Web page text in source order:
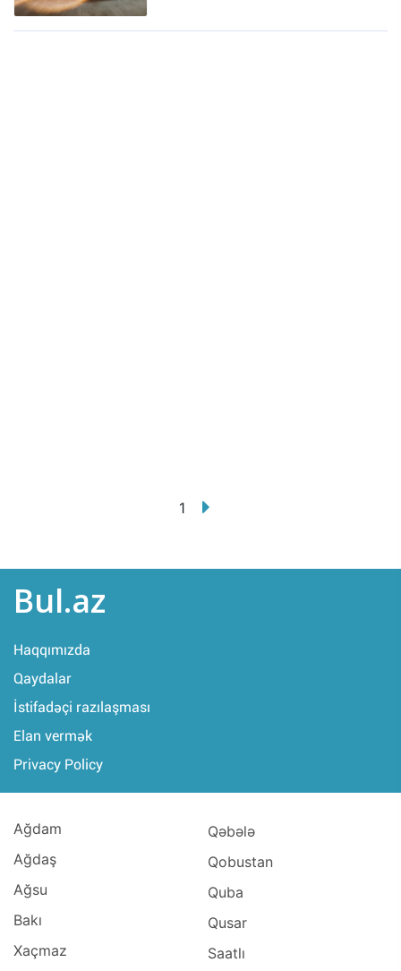
1
Bul.az
Haqqımızda
Qaydalar
İstifadəçi razılaşması
Elan vermək
Privacy Policy
Ağdam
Ağdaş
Ağsu
Bakı
Xaçmaz
Qəbələ
Qobustan
Quba
Qusar
Saatlı